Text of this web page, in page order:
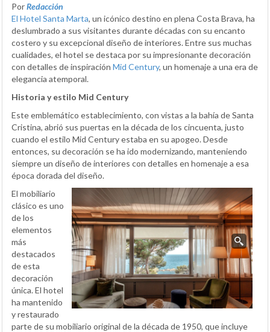
PorRedacción
El Hotel Santa Marta, un icónico destino en plena Costa Brava, ha
deslumbrado a sus visitantes durante décadas con su encanto
costero y su excepcional diseño de interiores. Entre sus muchas
cualidades, el hotel se destaca por su impresionante decoración
con detalles de inspiración Mid Century, un homenaje a una era de
elegancia atemporal.
Historia y estilo Mid Century
Este emblemático establecimiento, con vistas a la bahía de Santa
Cristina, abrió sus puertas en la década de los cincuenta, justo
cuando el estilo Mid Century estaba en su apogeo. Desde
entonces, su decoración se ha ido modernizando, manteniendo
siempre un diseño de interiores con detalles en homenaje a esa
época dorada del diseño.
El mobiliario
clásico es uno
de los
elementos
más
destacados
de esta
decoración
única. El hotel
ha mantenido
y restaurado
parte de su mobiliario original de la década de 1950, que incluye